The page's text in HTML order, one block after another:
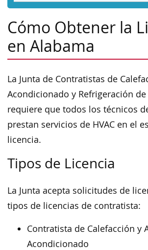
Cómo Obtener la
en Alabama
La Junta de Contratistas de
Acondicionado y Refrigeración
requiere que todos los técnicos
prestan servicios de HVAC en el
licencia.
Tipos de Licencia
La Junta acepta solicitudes de
tipos de licencias de contratista:
Contratista de Calefacción y
Acondicionado